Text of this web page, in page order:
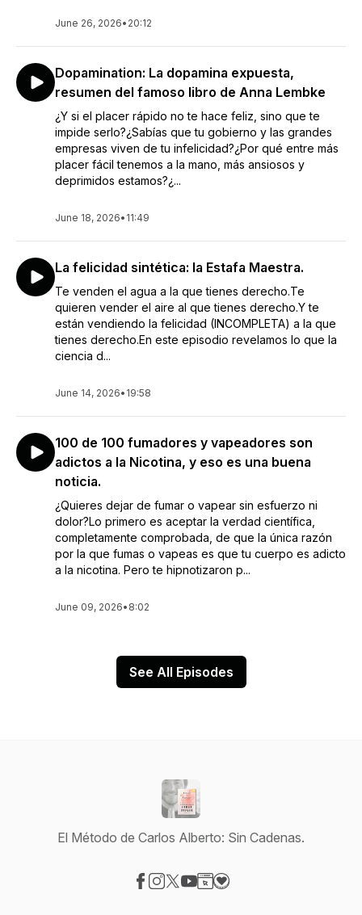
June 26, 2026• 20:12
Dopamination: La dopamina expuesta,
resumen del famoso libro de Anna Lembke
¿Y si el placer rápido no te hace feliz, sino que te
impide serlo?¿Sabías que tu gobierno y las grandes
empresas viven de tu infelicidad?¿Por qué entre más
placer fácil tenemos a la mano, más ansiosos y
deprimidos estamos?¿...
June 18, 2026• 11:49
La felicidad sintética: la Estafa Maestra.
Te venden el agua a la que tienes derecho.Te
quieren vender el aire al que tienes derecho.Y te
están vendiendo la felicidad (INCOMPLETA) a la que
tienes derecho.En este episodio revelamos lo que la
ciencia d...
June 14, 2026• 19:58
100 de 100 fumadores y vapeadores son
adictos a la Nicotina, y eso es una buena
noticia.
¿Quieres dejar de fumar o vapear sin esfuerzo ni
dolor?Lo primero es aceptar la verdad científica,
completamente comprobada, de que la única razón
por la que fumas o vapeas es que tu cuerpo es adicto
a la nicotina. Pero te hipnotizaron p...
June 09, 2026• 8:02
See All Episodes
El Método de Carlos Alberto: Sin Cadenas.